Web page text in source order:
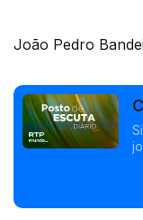
João Pedro